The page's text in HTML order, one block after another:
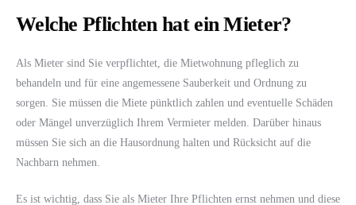
Welche Pflichten hat ein Mieter?
Als Mieter sind Sie verpflichtet, die Mietwohnung pfleglich zu
behandeln und für eine angemessene Sauberkeit und Ordnung zu
sorgen. Sie müssen die Miete pünktlich zahlen und eventuelle Schäden
oder Mängel unverzüglich Ihrem Vermieter melden. Darüber hinaus
müssen Sie sich an die Hausordnung halten und Rücksicht auf die
Nachbarn nehmen.
Es ist wichtig, dass Sie als Mieter Ihre Pflichten ernst nehmen und diese